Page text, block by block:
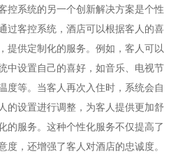
系统的另一个创新解决方案是个性
过客控系统，酒店可以根据客人的喜
提供定制化的服务。例如，客人可以
中设置自己的喜好，如音乐、电视节
度等。当客人再次入住时，系统会自
的设置进行调整，为客人提供更加舒
的服务。这种个性化服务不仅提高了
度，还增强了客人对酒店的忠诚度。